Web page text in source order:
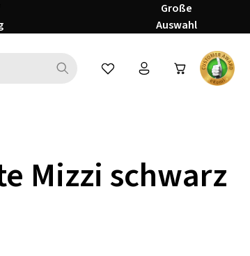
Große
Auswahl
Du hast 0 Produkte auf dem
Mizzi schwarz